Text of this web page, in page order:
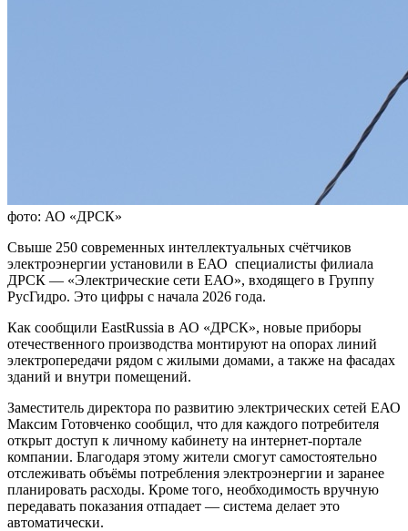
фото: АО «ДРСК»
Свыше 250 современных интеллектуальных счётчиков
электроэнергии установили в ЕАО специалисты филиала
ДРСК — «Электрические сети ЕАО», входящего в Группу
РусГидро. Это цифры с начала 2026 года.
Как сообщили EastRussia в АО «ДРСК», новые приборы
отечественного производства монтируют на опорах линий
электропередачи рядом с жилыми домами, а также на фасадах
зданий и внутри помещений.
Заместитель директора по развитию электрических сетей ЕАО
Максим Готовченко сообщил, что для каждого потребителя
открыт доступ к личному кабинету на интернет-портале
компании. Благодаря этому жители смогут самостоятельно
отслеживать объёмы потребления электроэнергии и заранее
планировать расходы. Кроме того, необходимость вручную
передавать показания отпадает — система делает это
автоматически.